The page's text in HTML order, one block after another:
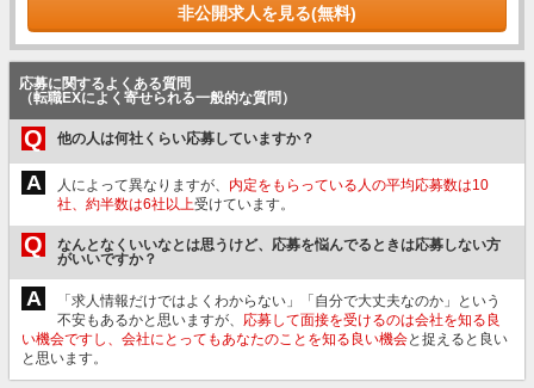
非公開求人を見る(無料)
応募に関するよくある質問
（転職EXによく寄せられる一般的な質問）
Q 他の人は何社くらい応募していますか？
A 人によって異なりますが、 内定をもらっている人の平均応募数は10
社、約半数は6社以上受けています。
Q
なんとなくいいなとは思うけど、応募を悩んでるときは応募しない方
がいいですか？
A
「求人情報だけではよくわからない」「自分で大丈夫なのか」という
不安もあるかと思いますが、 応募して面接を受けるのは会社を知る良
い機会ですし、会社にとってもあなたのことを知る良い機会と捉えると良い
と思います。